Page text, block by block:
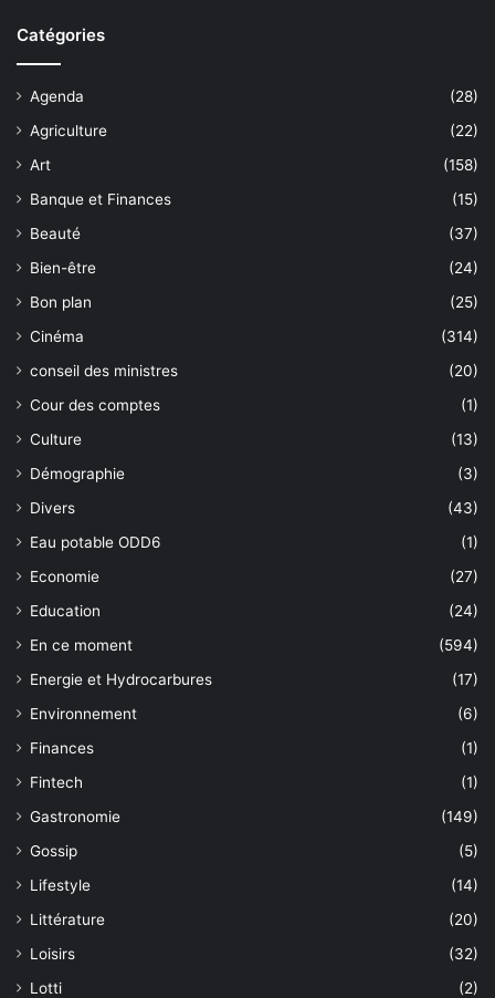
Catégories
Agenda
(28)
Agriculture
(22)
Art
(158)
Banque et Finances
(15)
Beauté
(37)
Bien-être
(24)
Bon plan
(25)
Cinéma
(314)
conseil des ministres
(20)
Cour des comptes
(1)
Culture
(13)
Démographie
(3)
Divers
(43)
Eau potable ODD6
(1)
Economie
(27)
Education
(24)
En ce moment
(594)
Energie et Hydrocarbures
(17)
Environnement
(6)
Finances
(1)
Fintech
(1)
Gastronomie
(149)
Gossip
(5)
Lifestyle
(14)
Littérature
(20)
Loisirs
(32)
Lotti
(2)